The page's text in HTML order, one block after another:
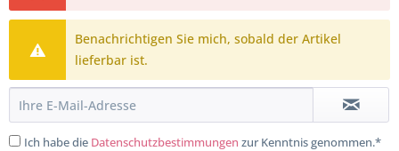
Benachrichtigen Sie mich, sobald der Artikel
lieferbar ist.
Ich habe die Datenschutzbestimmungen zur Kenntnis genommen.*